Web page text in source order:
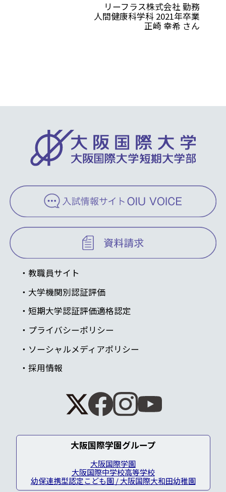
リーフラス株式会社 勤務
人間健康科学科 2021年卒業
正崎 幸希 さん
教職員サイト
大学機関別認証評価
短期大学認証評価適格認定
プライバシーポリシー
ソーシャルメディアポリシー
採用情報
大阪国際学園グループ
大阪国際学園
大阪国際中学校高等学校
幼保連携型認定こども園 / 大阪国際大和田幼稚園